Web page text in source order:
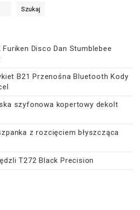
Szukaj
Disco Dan Stumblebee
B21 Przenośna Bluetooth Kody
szyfonowa kopertowy dekolt
z rozcięciem błyszcząca
T272 Black Precision